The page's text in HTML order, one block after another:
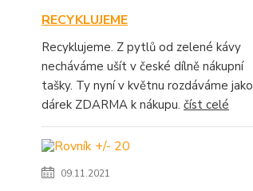
RECYKLUJEME
Recyklujeme. Z pytlů od zelené kávy
necháváme ušít v české dílně nákupní
tašky. Ty nyní v květnu rozdáváme jako
dárek ZDARMA k nákupu. číst celé
09.11.2021